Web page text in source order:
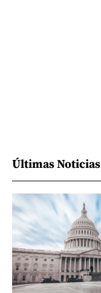
Últimas Noticias